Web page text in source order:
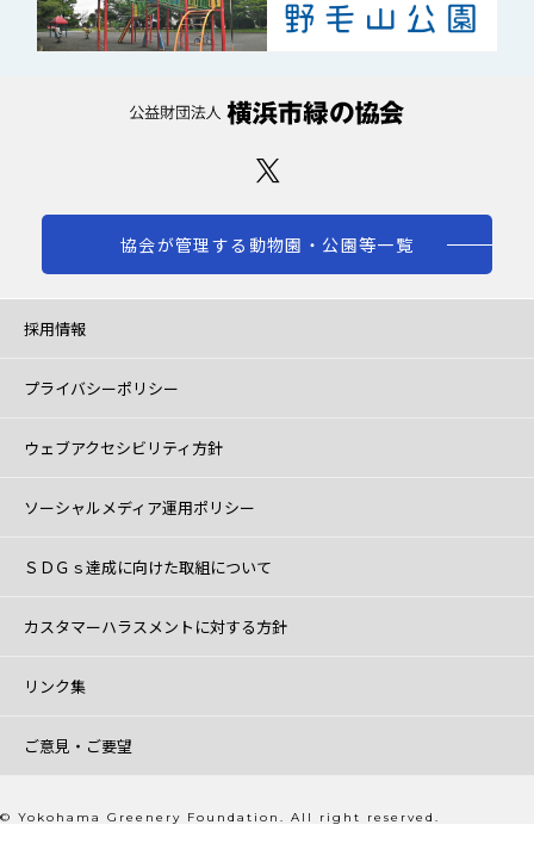
協会が管理する動物園・公園等一覧
採用情報
プライバシーポリシー
ウェブアクセシビリティ方針
ソーシャルメディア運用ポリシー
ＳＤＧｓ達成に向けた取組について
カスタマーハラスメントに対する方針
リンク集
ご意見・ご要望
© Yokohama Greenery Foundation. All right reserved.